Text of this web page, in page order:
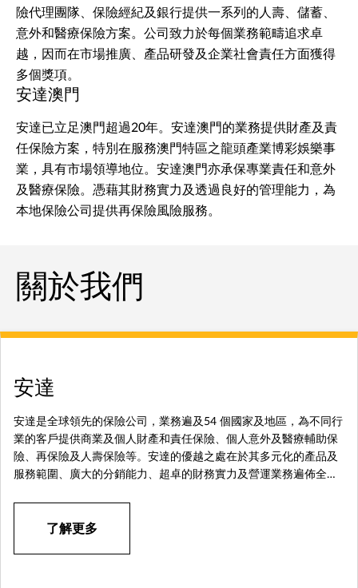
險代理團隊、保險經紀及銀行提供一系列的人壽、儲蓄、
意外和醫療保險方案。公司致力於每個業務範疇追求卓
越，因而在市場推廣、產品研發及企業社會責任方面獲得
多個獎項。
安達澳門
安達已立足澳門超過20年。安達澳門的業務提供財產及責
任保險方案，特別在服務澳門特區之龍頭產業博彩娛樂事
業，具有市場領導地位。安達澳門亦承保專業責任和意外
及醫療保險。憑藉其財務實力及透過良好的管理能力，為
本地保險公司提供再保險風險服務。
關於我們
安達
安達是全球領先的保險公司，業務遍及54 個國家及地區，為不同行
業的客戶提供商業及個人財產和責任保險、個人意外及醫療輔助保
險、再保險及人壽保險等。安達的優越之處在於其多元化的產品及
服務範圍、廣大的分銷能力、超卓的財務實力及營運業務遍佈全球
43,000 名。其他資訊請參閱：https://www.chubb.com/
了解更多